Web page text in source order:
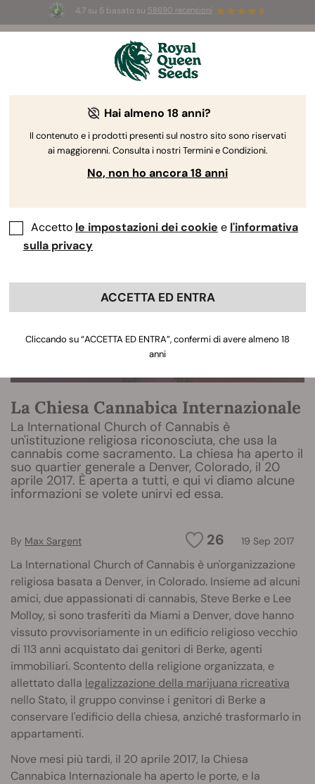
4.7 su 5 basato su 58690 recensioni
3 semi White Widow AutoGRATIS per i
The RQS Blog
La Chiesa Cannabica Internazionale
La International Church of Cannabis è
un'istituzione religiosa riconosciuta, che usa la
cannabis come sacramento. La chiesa ha aperto il
suo quartier generale a Denver, Colorado, il 20
aprile 2017. È aperta a tutti, e qui vi diamo alcune
informazioni se volete unirvi ed essa.
26 19 Sep 2017
By Max Sargent
La International Church of Cannabis è un'organizzazione
religiosa basata a Denver, in Colorado. Insieme ad alcuni
amici, due appassionati di cannabis, Steve Berke e Lee
Molloy, si sono trasferiti da Miami a Denver, dove hanno
vissuto provvisoriamente in un edificio religioso vecchio
di 113 anni acquistato dai genitori di Berke, agenti
immobiliari. Scontento della religione organizzata, e
allettato dalla legalizzazione della marijuana ricreativa
nello Stato, il gruppo convinse i genitori di Berke a
conservare l'edificio della chiesa, anziché trasformarlo in
appartamenti.
Nove mesi più tardi, il 20 aprile 2017, la Chiesa
Cannabica Internazionale ha aperto le porte, e la
Hai almeno 18 anni?
Il contenuto e i prodotti presenti sul nostro sito sono riservati
ai maggiorenni. Consulta i nostri Termini e Condizioni.
No, non ho ancora 18 anni
Accetto le impostazioni dei cookie e l'informativa
sulla privacy
ACCETTA ED ENTRA
Cliccando su “ACCETTA ED ENTRA”, confermi di avere almeno 18
anni